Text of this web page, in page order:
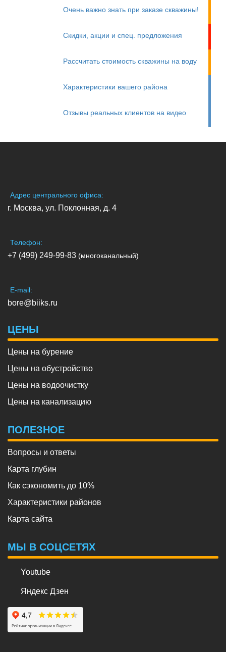
Очень важно знать при заказе скважины!
Скидки, акции и спец. предложения
Рассчитать стоимость скважины на воду
Характеристики вашего района
Отзывы реальных клиентов на видео
Адрес центрального офиса:
г. Москва, ул. Поклонная, д. 4
Телефон:
+7 (499) 249-99-83 (многоканальный)
E-mail:
bore@biiks.ru
ЦЕНЫ
Цены на бурение
Цены на обустройство
Цены на водоочистку
Цены на канализацию
ПОЛЕЗНОЕ
Вопросы и ответы
Карта глубин
Как сэкономить до 10%
Характеристики районов
Карта сайта
МЫ В СОЦСЕТЯХ
Youtube
Яндекс Дзен